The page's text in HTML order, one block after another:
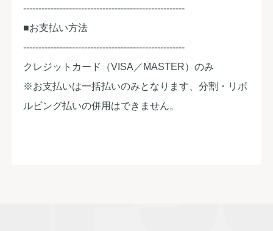
-----------------------------------------------------
■お支払い方法
-----------------------------------------------------
クレジットカード（VISA／MASTER）のみ
※お支払いは一括払いのみとなります、分割・リボ
ルビング払いの併用はできません。